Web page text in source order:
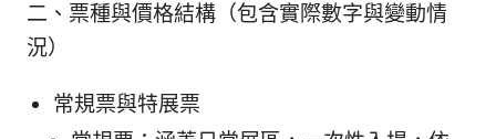
二、票種與價格結構（包含實際數字與變動情
況）
常規票與特展票